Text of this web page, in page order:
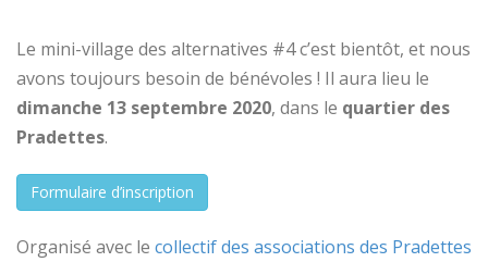
Le mini-village des alternatives #4 c’est bientôt, et nous
avons toujours besoin de bénévoles ! Il aura lieu le
dimanche 13 septembre 2020, dans le quartier des
Pradettes.
Formulaire d’inscription
Organisé avec le collectif des associations des Pradettes